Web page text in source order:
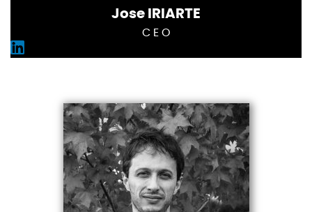
Jose IRIARTE
C E O